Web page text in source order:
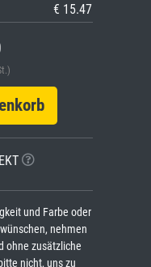
€ 15.47
und Farbe oder
nehmen
ohne zusätzliche
nicht, uns zu